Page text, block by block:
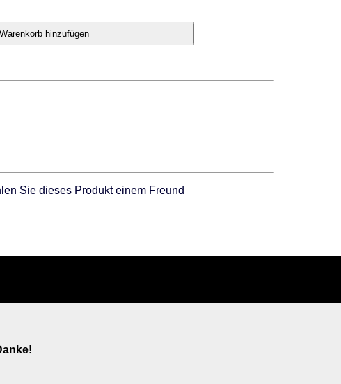
Sie dieses Produkt einem Freund